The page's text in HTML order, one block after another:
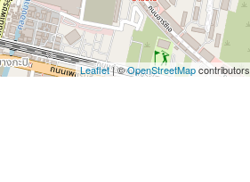
Leaflet| ©OpenStreetMapcontributors